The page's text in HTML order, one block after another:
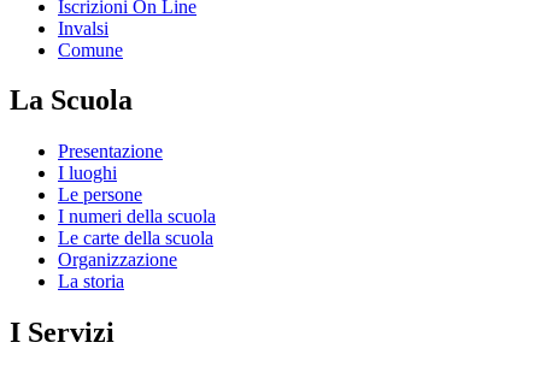
Iscrizioni On Line
Invalsi
Comune
La Scuola
Presentazione
I luoghi
Le persone
I numeri della scuola
Le carte della scuola
Organizzazione
La storia
I Servizi